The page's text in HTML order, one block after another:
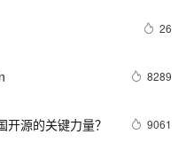
26
8289
源的关键力量？ 9061